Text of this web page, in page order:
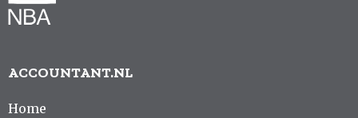
ACCOUNTANT.NL
Home